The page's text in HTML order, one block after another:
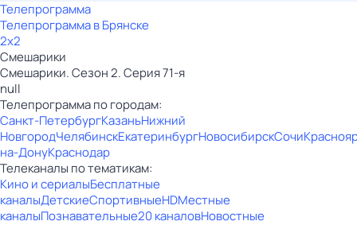
Телепрограмма
Телепрограмма в Брянске
2x2
Смешарики
Смешарики. Сезон 2. Серия 71-я
null
Телепрограмма по городам:
Санкт-ПетербургКазаньНижний
НовгородЧелябинскЕкатеринбургНовосибирскСочи
на-ДонуКраснодар
Телеканалы по тематикам:
Кино и сериалыБесплатные
каналыДетскиеСпортивныеHDМестные
каналыПознавательные20 каналовНовостные